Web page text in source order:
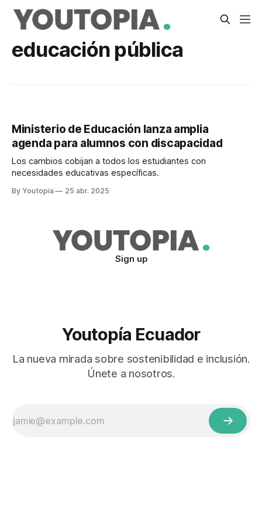
educación pública
Ministerio de Educación lanza amplia
agenda para alumnos con discapacidad
Los cambios cobijan a todos los estudiantes con
necesidades educativas específicas.
By Youtopia 25 abr. 2025
Sign up
Youtopía Ecuador
La nueva mirada sobre sostenibilidad e inclusión.
Únete a nosotros.